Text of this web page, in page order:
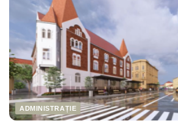
ADMINISTRAȚIE